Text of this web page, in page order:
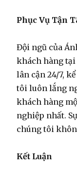
Phục Vụ Tận
Đội ngũ của
khách hàng tại
lân cận 24/7,
tôi luôn lắng
khách hàng
nghiệp nhất.
chúng tôi
Kết Luận